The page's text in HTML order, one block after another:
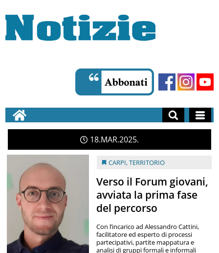
18 MAR2025
CARPI,TERRITORIO
Verso il Forum giovani,
avviata la prima fase
del percorso
Con l’incarico ad Alessandro Cattini,
facilitatore ed esperto di processi
partecipativi, partite mappatura e
analisi di gruppi formali e informali